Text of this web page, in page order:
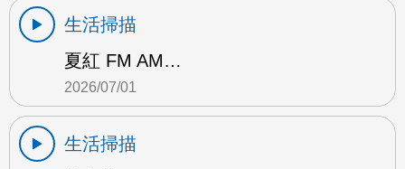
生活掃描
夏紅 FM AM…
2026/07/01
生活掃描